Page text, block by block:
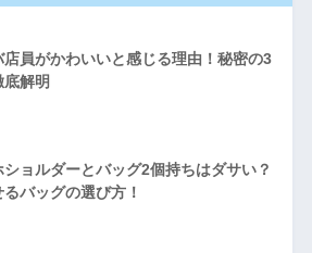
店員がかわいいと感じる理由！秘密の3
解明
ショルダーとバッグ2個持ちはダサい？
バッグの選び方！